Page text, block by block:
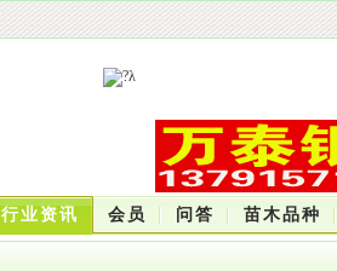
行业资讯 会员 问答 苗木品种